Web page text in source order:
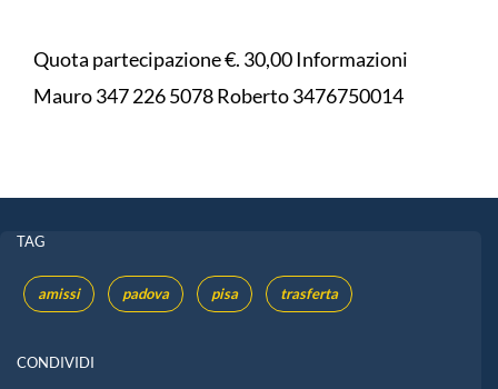
Quota partecipazione €. 30,00 Informazioni
Mauro 347 226 5078 Roberto 3476750014
TAG
amissi padova pisa trasferta
CONDIVIDI